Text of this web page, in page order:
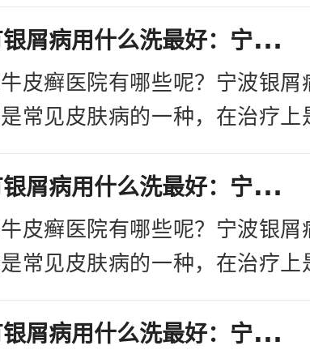
以上就是牛皮癣与麻风病的一
患者及时前往正规医院进行治
恢复疾病，患者也要保持好健
治疗中需要注意不少的细节
这两个疾病有什么区别看[详
头
有银屑病用什么洗最好：宁波哪家医院能确定银屑病
皮癣医院有哪些呢？宁波银
常见皮肤病的一种，在治疗上
治疗中需要注意不少的细节
这两个疾病有什么区别看[详
头
有银屑病用什么洗最好：宁波哪家医院能确定银屑病
皮癣医院有哪些呢？宁波银
常见皮肤病的一种，在治疗上
治疗中需要注意不少的细节
头
有银屑病用什么洗最好：宁波哪家医院能确定银屑病